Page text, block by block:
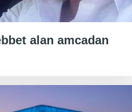
alan amcadan